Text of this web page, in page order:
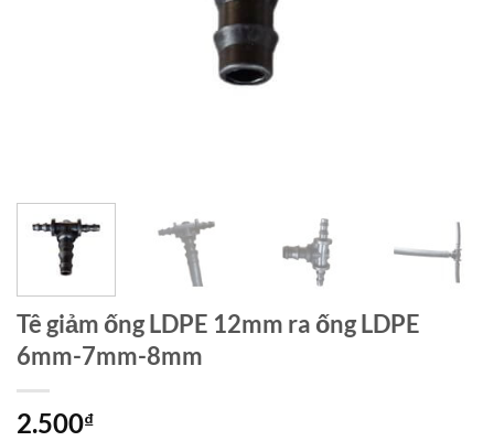
Tê giảm ống LDPE 12mm ra ống LDPE
6mm-7mm-8mm
2.500₫